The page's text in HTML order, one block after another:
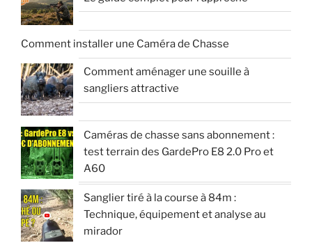
Comment installer une Caméra de Chasse
Comment aménager une souille à
sangliers attractive
Caméras de chasse sans abonnement :
test terrain des GardePro E8 2.0 Pro et
A60
Sanglier tiré à la course à 84m :
Technique, équipement et analyse au
mirador